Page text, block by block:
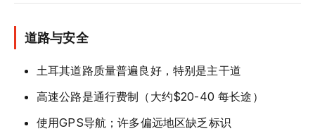
道路与安全
土耳其道路质量普遍良好，特别是主干道
高速公路是通行费制（大约$20-40 每长途）
使用GPS导航；许多偏远地区缺乏标识